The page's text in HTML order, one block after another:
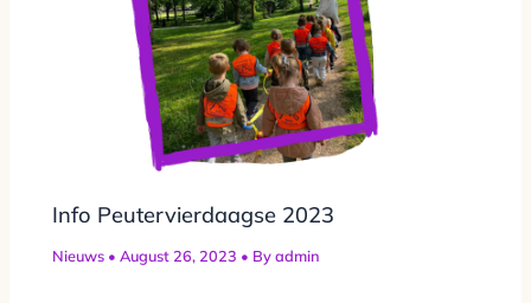
Info Peutervierdaagse 2023
Nieuws •August 26, 2023 • Byadmin